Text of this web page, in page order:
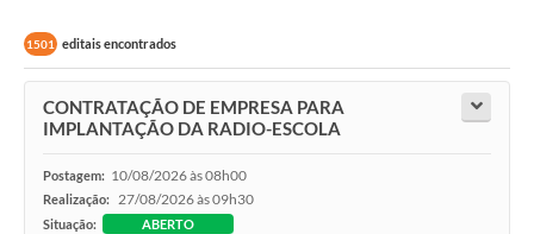
1501 editais encontrados
CONTRATAÇÃO DE EMPRESA PARA
IMPLANTAÇÃO DA RADIO-ESCOLA
Postagem: 10/08/2026 às 08h00
Realização: 27/08/2026 às 09h30
Situação: ABERTO